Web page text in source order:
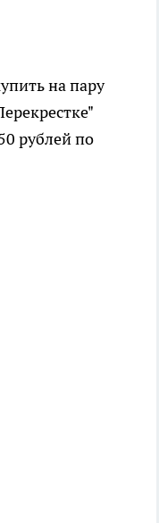
на пару
рублей по